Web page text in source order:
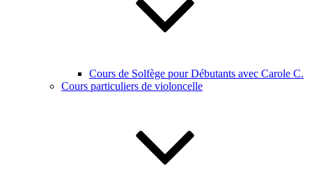
Cours de Solfège pour Débutants avec Carole C.
Cours particuliers de violoncelle